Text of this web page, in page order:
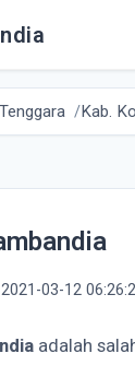
Kab.
03-12
adalah